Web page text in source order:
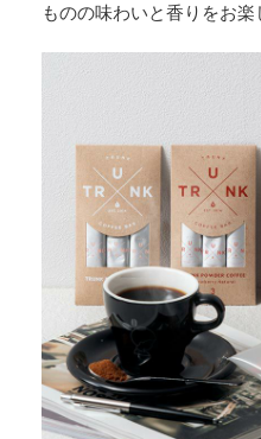
ものの味わいと香りをお楽